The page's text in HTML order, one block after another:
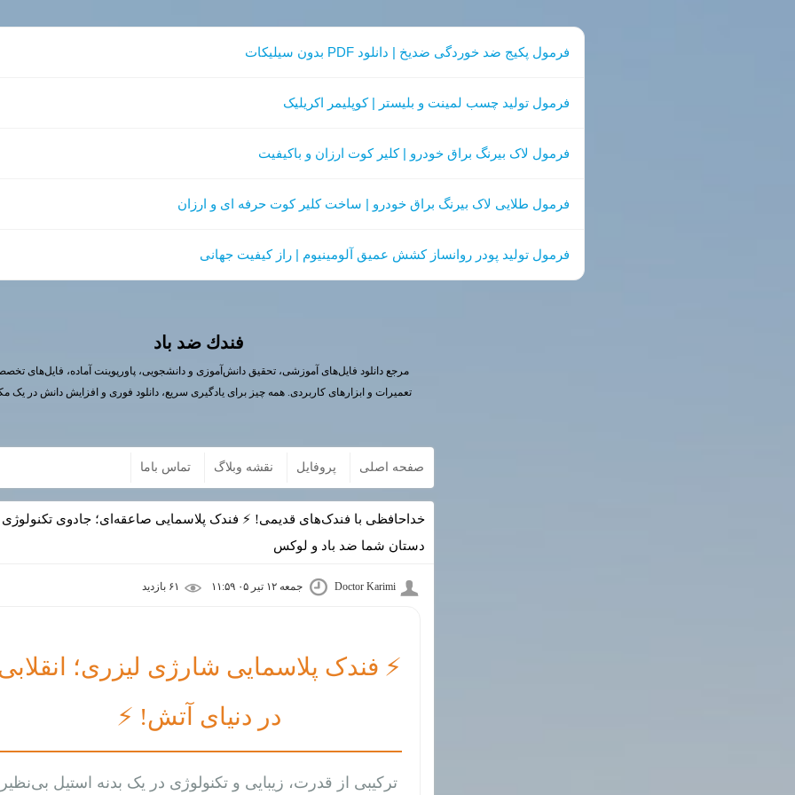
فرمول پکیج ضد خوردگی ضدیخ | دانلود PDF بدون سیلیکات
فرمول تولید چسب لمینت و بلیستر | کوپلیمر اکریلیک
فرمول لاک بیرنگ براق خودرو | کلیر کوت ارزان و باکیفیت
فرمول طلایی لاک بیرنگ براق خودرو | ساخت کلیر کوت حرفه ای و ارزان
فرمول تولید پودر روانساز کشش عمیق آلومینیوم | راز کیفیت جهانی
فندك ضد باد
مرجع دانلود فایل‌های آموزشی، تحقیق دانش‌آموزی و دانشجویی، پاورپوینت آماده، فایل‌های
تعمیرات و ابزارهای کاربردی. همه چیز برای یادگیری سریع، دانلود فوری و افزایش دانش در یک
صفحه اصلی پروفایل نقشه وبلاگ تماس باما
خداحافظی با فندک‌های قدیمی! ⚡ فندک پلاسمایی صاعقه‌ای؛ جادوی تکنولوژی
دستان شما ضد باد و لوکس
Doctor Karimi جمعه ۱۲ تیر ۰۵ ۱۱:۵۹
⚡ فندک پلاسمایی شارژی لیزری؛
در دنیای آتش! ⚡
ترکیبی از قدرت، زیبایی و تکنولوژی در یک بدنه استیل بی‌نظیر